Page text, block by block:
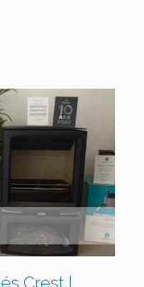
Crest |